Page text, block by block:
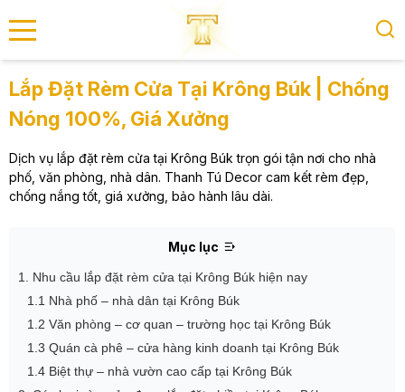
menu
Lắp Đặt Rèm Cửa Tại Krông Búk | Chống
Nóng 100%, Giá Xưởng
Dịch vụ lắp đặt rèm cửa tại Krông Búk trọn gói tận nơi cho nhà
phố, văn phòng, nhà dân. Thanh Tú Decor cam kết rèm đẹp,
chống nắng tốt, giá xưởng, bảo hành lâu dài.
Mục lục
1. Nhu cầu lắp đặt rèm cửa tại Krông Búk hiện nay
1.1 Nhà phố – nhà dân tại Krông Búk
1.2 Văn phòng – cơ quan – trường học tại Krông Búk
1.3 Quán cà phê – cửa hàng kinh doanh tại Krông Búk
1.4 Biệt thự – nhà vườn cao cấp tại Krông Búk